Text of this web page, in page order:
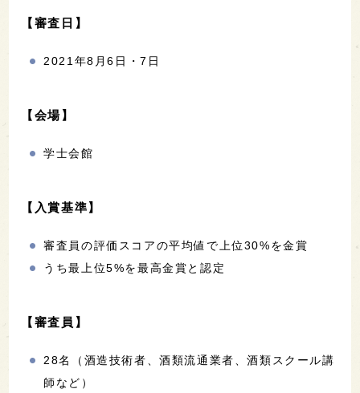
【審査日】
2021年8月6日・7日
【会場】
学士会館
【入賞基準】
審査員の評価スコアの平均値で上位30%を金賞
うち最上位5%を最高金賞と認定
【審査員】
28名（酒造技術者、酒類流通業者、酒類スクール講
師など）